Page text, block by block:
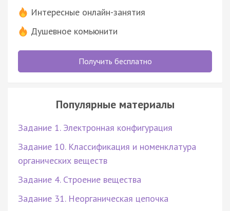
Интересные онлайн-занятия
Душевное комьюнити
Получить бесплатно
Популярные материалы
Задание 1. Электронная конфигурация
Задание 10. Классификация и номенклатура
органических веществ
Задание 4. Строение вещества
Задание 31. Неорганическая цепочка